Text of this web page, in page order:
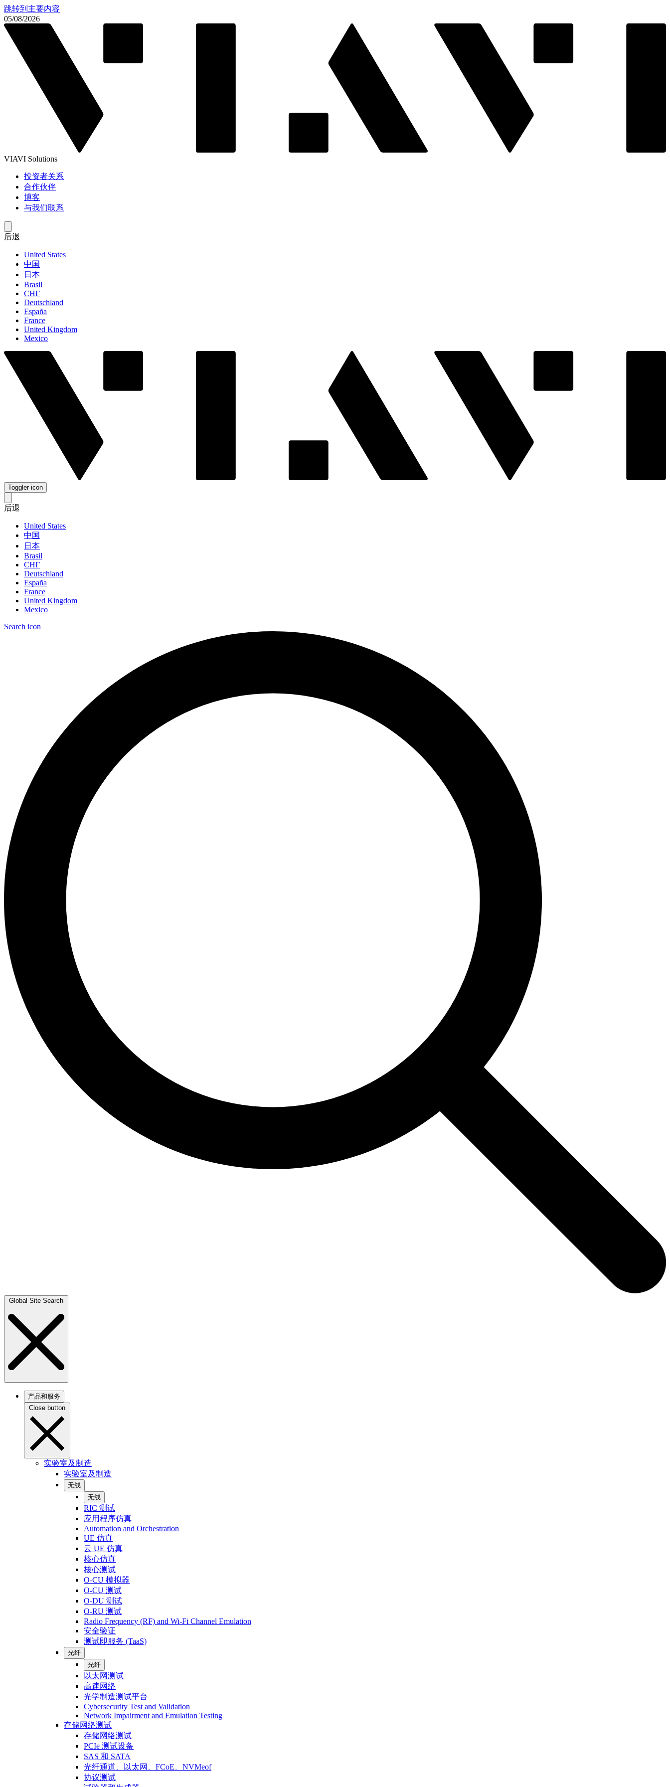
跳转到主要内容
05/08/2026
VIAVI Solutions
投资者关系
合作伙伴
博客
与我们联系
后退
United States
中国
日本
Brasil
СНГ
Deutschland
España
France
United Kingdom
Mexico
Toggler icon
后退
United States
中国
日本
Brasil
СНГ
Deutschland
España
France
United Kingdom
Mexico
Search icon
Global Site Search
产品和服务
Close button
实验室及制造
实验室及制造
无线
无线
RIC 测试
应用程序仿真
Automation and Orchestration
UE 仿真
云 UE 仿真
核心仿真
核心测试
O-CU 模拟器
O-CU 测试
O-DU 测试
O-RU 测试
Radio Frequency (RF) and Wi-Fi Channel Emulation
安全验证
测试即服务 (TaaS)
光纤
光纤
以太网测试
高速网络
光学制造测试平台
Cybersecurity Test and Validation
Network Impairment and Emulation Testing
存储网络测试
存储网络测试
PCIe 测试设备
SAS 和 SATA
光纤通道、以太网、FCoE、NVMeof
协议测试